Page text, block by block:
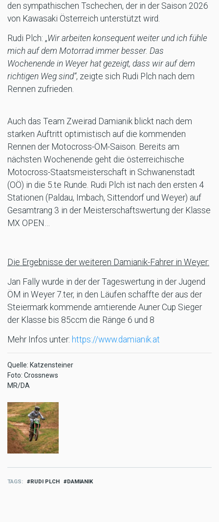
den sympathischen Tschechen, der in der Saison 2026
von Kawasaki Österreich unterstützt wird.
Rudi Plch: „Wir arbeiten konsequent weiter und ich fühle
mich auf dem Motorrad immer besser. Das
Wochenende in Weyer hat gezeigt, dass wir auf dem
richtigen Weg sind“, zeigte sich Rudi Plch nach dem
Rennen zufrieden.
Auch das Team Zweirad Damianik blickt nach dem
starken Auftritt optimistisch auf die kommenden
Rennen der Motocross-ÖM-Saison. Bereits am
nächsten Wochenende geht die österreichische
Motocross-Staatsmeisterschaft in Schwanenstadt
(OÖ) in die 5.te Runde. Rudi Plch ist nach den ersten 4
Stationen (Paldau, Imbach, Sittendorf und Weyer) auf
Gesamtrang 3 in der Meisterschaftswertung der Klasse
MX OPEN…
Die Ergebnisse der weiteren Damianik-Fahrer in Weyer:
Jan Fally wurde in der der Tageswertung in der Jugend
ÖM in Weyer 7.ter, in den Läufen schaffte der aus der
Steiermark kommende amtierende Auner Cup Sieger
der Klasse bis 85ccm die Ränge 6 und 8
Mehr Infos unter: https://www.damianik.at
Quelle: Katzensteiner
Foto: Crossnews
MR/DA
TAGS RUDI PLCH DAMIANIK